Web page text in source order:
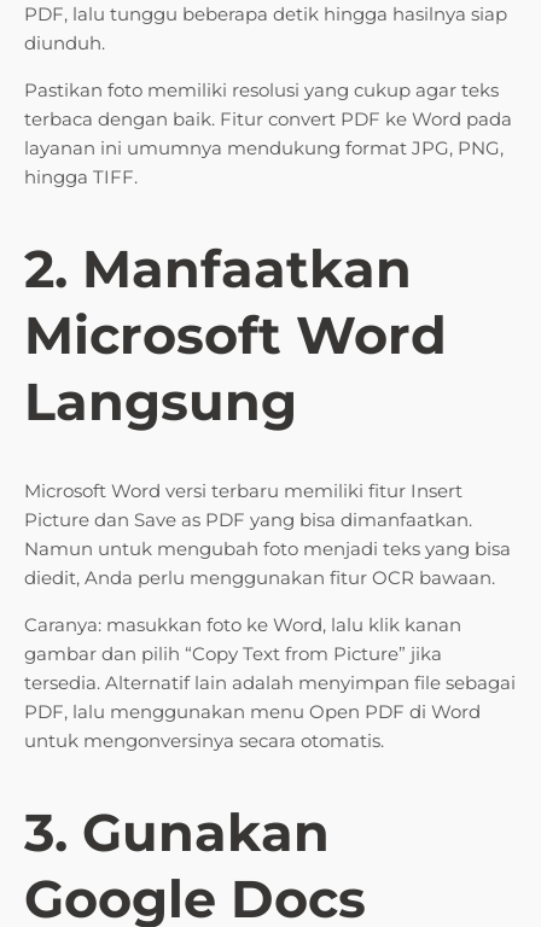
PDF, lalu tunggu beberapa detik hingga hasilnya siap
diunduh.
Pastikan foto memiliki resolusi yang cukup agar teks
terbaca dengan baik. Fitur convert PDF ke Word pada
layanan ini umumnya mendukung format JPG, PNG,
hingga TIFF.
2. Manfaatkan
Microsoft Word
Langsung
Microsoft Word versi terbaru memiliki fitur Insert
Picture dan Save as PDF yang bisa dimanfaatkan.
Namun untuk mengubah foto menjadi teks yang bisa
diedit, Anda perlu menggunakan fitur OCR bawaan.
Caranya: masukkan foto ke Word, lalu klik kanan
gambar dan pilih “Copy Text from Picture” jika
tersedia. Alternatif lain adalah menyimpan file sebagai
PDF, lalu menggunakan menu Open PDF di Word
untuk mengonversinya secara otomatis.
3. Gunakan
Google Docs